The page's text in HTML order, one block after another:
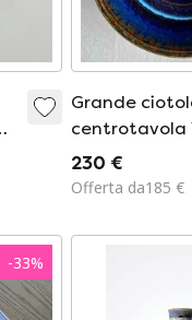
Grande
centrotavola
danese degli
'60,
Søholm.
230 €
Offerta da185 €
-33%